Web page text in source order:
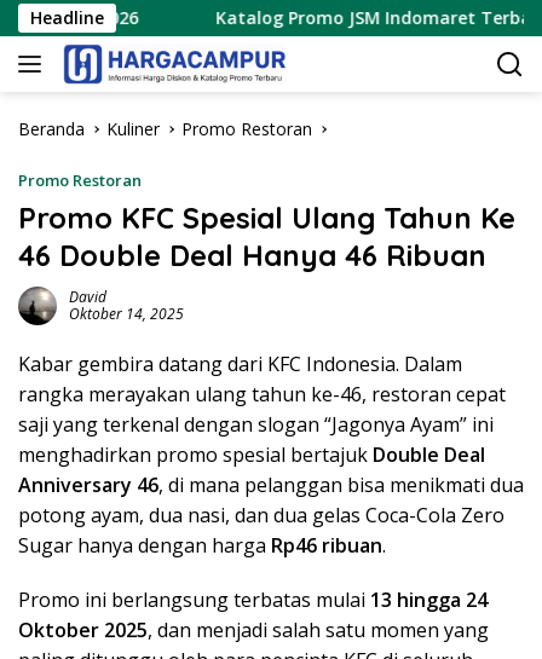
Langsung
ke
konten
Headline
2026 Katalog Promo JSM Indomaret Terbaru 7 – 9
Beranda Kuliner Promo Restoran
Promo Restoran
Promo KFC Spesial Ulang Tahun Ke
46 Double Deal Hanya 46 Ribuan
David
Oktober 14, 2025
Kabar gembira datang dari KFC Indonesia. Dalam
rangka merayakan ulang tahun ke-46, restoran cepat
saji yang terkenal dengan slogan “Jagonya Ayam” ini
menghadirkan promo spesial bertajuk Double Deal
Anniversary 46, di mana pelanggan bisa menikmati dua
potong ayam, dua nasi, dan dua gelas Coca-Cola Zero
Sugar hanya dengan harga Rp46 ribuan.
Promo ini berlangsung terbatas mulai 13 hingga 24
Oktober 2025, dan menjadi salah satu momen yang